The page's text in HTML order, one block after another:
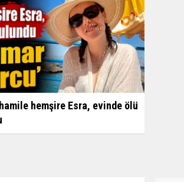
hemşire Esra, evinde ölü